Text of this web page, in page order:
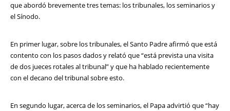
que abordó brevemente tres temas: los tribunales, los seminarios y
el Sínodo.
En primer lugar, sobre los tribunales, el Santo Padre afirmó que está
contento con los pasos dados y relató que “está prevista una visita
de dos jueces rotales al tribunal” y que ha hablado recientemente
con el decano del tribunal sobre esto.
En segundo lugar, acerca de los seminarios, el Papa advirtió que “hay